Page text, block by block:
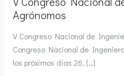
Agrónomos
V Congreso Nacional de
Congreso Nacional de
los próximos días 26, […]